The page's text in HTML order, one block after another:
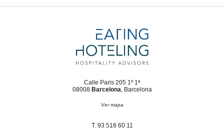
Calle Paris 205 1º 1ª
08008 Barcelona, Barcelona
Ver mapa
T. 93 518 60 11